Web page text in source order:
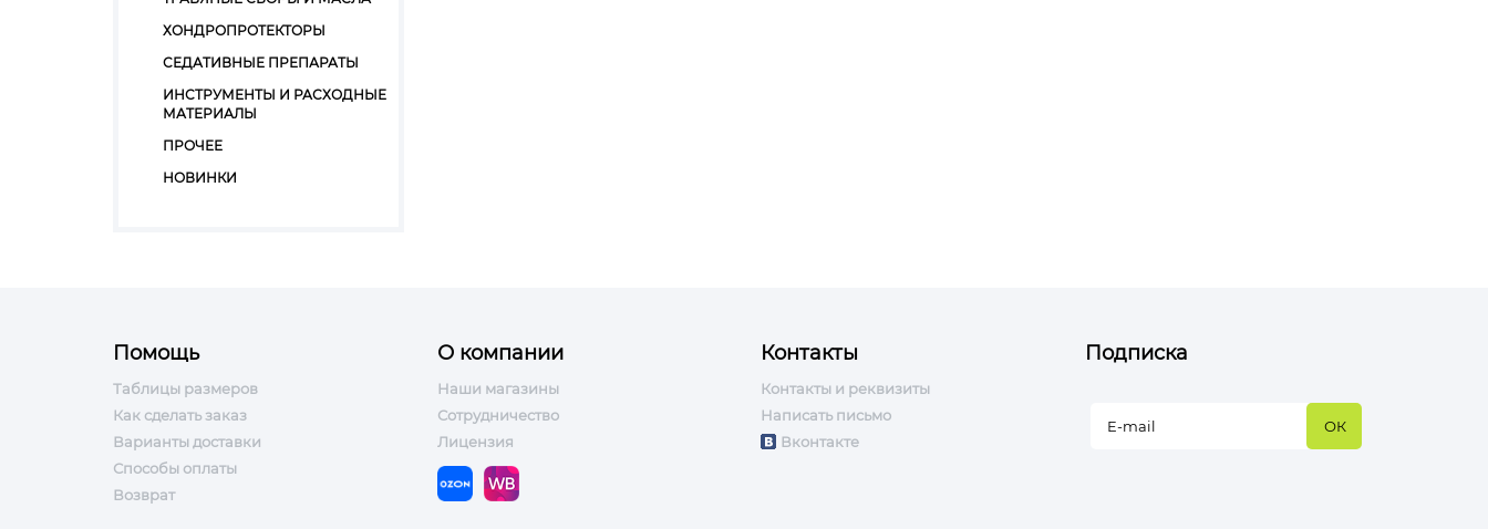
ХОНДРОПРОТЕКТОРЫ
СЕДАТИВНЫЕ ПРЕПАРАТЫ
ИНСТРУМЕНТЫ И РАСХОДНЫЕ
МАТЕРИАЛЫ
ПРОЧЕЕ
НОВИНКИ
Помощь
Таблицы размеров
Как сделать заказ
Варианты доставки
Способы оплаты
Возврат
О компании
Наши магазины
Сотрудничество
Лицензия
Контакты
Контакты и реквизиты
Написать письмо
Вконтакте
Подписка